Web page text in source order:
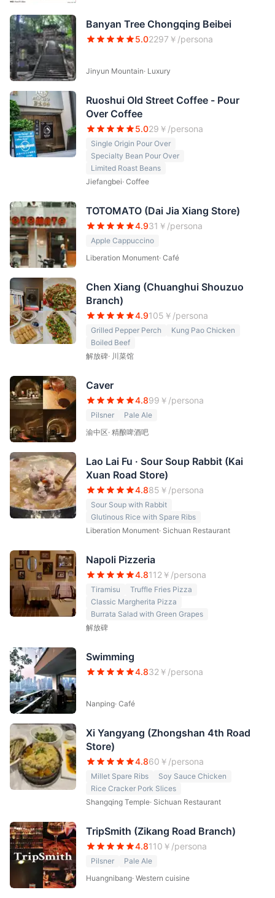
Banyan Tree Chongqing Beibei
5.02297 ￥/persona
Jinyun Mountain· Luxury
Ruoshui Old Street Coffee - Pour
Over Coffee
5.029 ￥/persona
Single Origin Pour Over
Specialty Bean Pour Over
Limited Roast Beans
Jiefangbei· Coffee
TOTOMATO (Dai Jia Xiang Store)
4.931 ￥/persona
Apple Cappuccino
Liberation Monument· Café
Chen Xiang (Chuanghui Shouzuo
Branch)
4.9105 ￥/persona
Grilled Pepper Perch
Kung Pao Chicken
Boiled Beef
解放碑· 川菜馆
Caver
4.899 ￥/persona
Pilsner
Pale Ale
渝中区· 精酿啤酒吧
Lao Lai Fu · Sour Soup Rabbit (Kai
Xuan Road Store)
4.885 ￥/persona
Sour Soup with Rabbit
Glutinous Rice with Spare Ribs
Liberation Monument· Sichuan Restaurant
Napoli Pizzeria
4.8112 ￥/persona
Tiramisu
Truffle Fries Pizza
Classic Margherita Pizza
Burrata Salad with Green Grapes
解放碑
Swimming
4.832 ￥/persona
Nanping· Café
Xi Yangyang (Zhongshan 4th Road
Store)
4.860 ￥/persona
Millet Spare Ribs
Soy Sauce Chicken
Rice Cracker Pork Slices
Shangqing Temple· Sichuan Restaurant
TripSmith (Zikang Road Branch)
4.8110 ￥/persona
Pilsner
Pale Ale
Huangnibang· Western cuisine